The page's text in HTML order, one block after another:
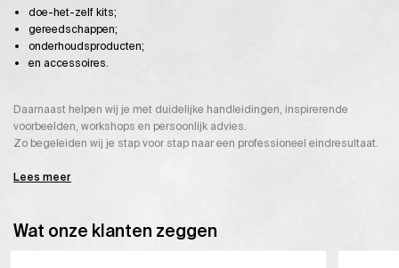
doe-het-zelf kits;
gereedschappen;
onderhoudsproducten;
en accessoires.
Daarnaast helpen wij je met duidelijke handleidingen, inspirerende
voorbeelden, workshops en persoonlijk advies.
Zo begeleiden wij je stap voor stap naar een professioneel eindresultaat.
Lees meer
Wat onze klanten zeggen